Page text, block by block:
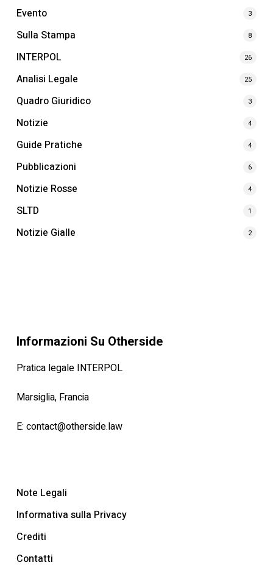
Evento 3
Sulla Stampa 8
INTERPOL 26
Analisi Legale 25
Quadro Giuridico 3
Notizie 4
Guide Pratiche 4
Pubblicazioni 6
Notizie Rosse 4
SLTD 1
Notizie Gialle 2
Informazioni Su Otherside
Pratica legale INTERPOL
Marsiglia, Francia
E: contact@otherside.law
Note Legali
Informativa sulla Privacy
Crediti
Contatti